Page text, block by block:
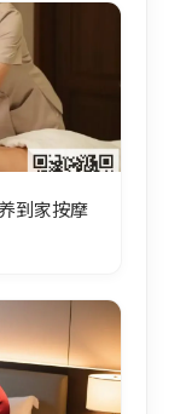
到家按摩